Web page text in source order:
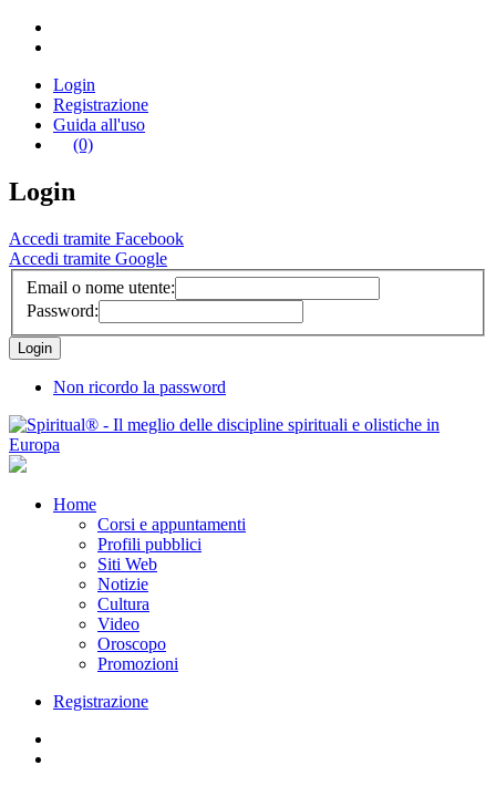
Login
Registrazione
Guida all'uso
(0)
Login
Accedi tramite Facebook
Accedi tramite Google
Email o nome utente:
Password:
Non ricordo la password
Home
Corsi e appuntamenti
Profili pubblici
Siti Web
Notizie
Cultura
Video
Oroscopo
Promozioni
Registrazione